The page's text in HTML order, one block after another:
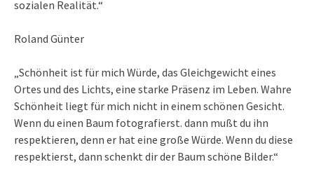
sozialen Realität.“
Roland Günter
„Schönheit ist für mich Würde, das Gleichgewicht eines
Ortes und des Lichts, eine starke Präsenz im Leben. Wahre
Schönheit liegt für mich nicht in einem schönen Gesicht.
Wenn du einen Baum fotografierst. dann mußt du ihn
respektieren, denn er hat eine große Würde. Wenn du diese
respektierst, dann schenkt dir der Baum schöne Bilder.“